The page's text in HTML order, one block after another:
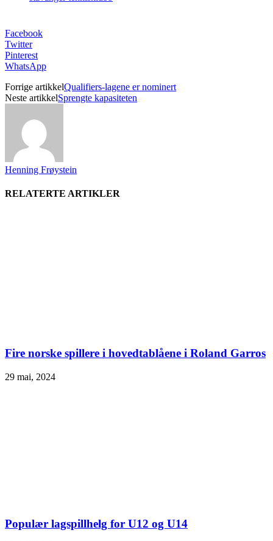
Facebook
Twitter
Pinterest
WhatsApp
Forrige artikkelQualifiers-lagene er nominert
Neste artikkelSprengte kapasiteten
Henning Frøystein
RELATERTE ARTIKLER
Fire norske spillere i hovedtablåene i Roland Garros
29 mai, 2024
Populær lagspillhelg for U12 og U14